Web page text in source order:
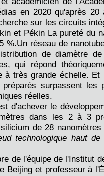
en 2020 qu'après
sur les circuits
et Pékin La pureté du
%.Un réseau de
de diamètre
qui répond
à très grande échelle.
surpassent
réelles.
d'achever le
dans les 2 à 3
de 28
technologique haut
de l'équipe de l'Institut
Beijing et professeur à